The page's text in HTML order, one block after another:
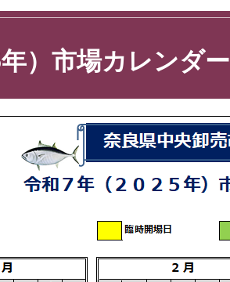
）市場カレンダー